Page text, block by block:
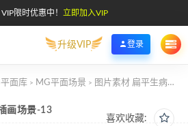
限时优惠中！ 立即加入VIP
升级VIP 登录
面库 > MG平面场景 > 图片素材 扁平生病感冒插画场景-13
喜欢收藏:
画场景-13